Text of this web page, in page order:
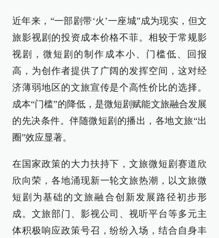
近年来，“一部剧带‘火’一座城”成为现实，但文
旅影视剧的投资成本价格不菲。相较于常规影
视剧，微短剧的制作成本小、门槛低、回报
高，为创作者提供了广阔的发挥空间，这对经
济薄弱地区的文旅宣传是个高性价比的选择。
成本“门槛”的降低，是微短剧赋能文旅融合发展
的先决条件。伴随微短剧的播出，各地文旅“出
圈”效应显著。
在国家政策的大力扶持下，文旅微短剧赛道欣
欣向荣，各地涌现新一轮文旅热潮，以文旅微
短剧为基础的文旅融合创新发展路径初步形
成。文旅部门、影视公司、视听平台等多元主
体积极响应政策号召，纷纷入场，结合自身丰